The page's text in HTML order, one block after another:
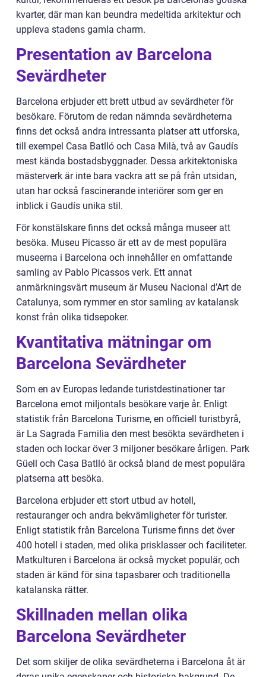
kvarter, där man kan beundra medeltida arkitektur och
uppleva stadens gamla charm.
Presentation av Barcelona
Sevärdheter
Barcelona erbjuder ett brett utbud av sevärdheter för
besökare. Förutom de redan nämnda sevärdheterna
finns det också andra intressanta platser att utforska,
till exempel Casa Batlló och Casa Milà, två av Gaudís
mest kända bostadsbyggnader. Dessa arkitektoniska
mästerverk är inte bara vackra att se på från utsidan,
utan har också fascinerande interiörer som ger en
inblick i Gaudís unika stil.
För konstälskare finns det också många museer att
besöka. Museu Picasso är ett av de mest populära
museerna i Barcelona och innehåller en omfattande
samling av Pablo Picassos verk. Ett annat
anmärkningsvärt museum är Museu Nacional d’Art de
Catalunya, som rymmer en stor samling av katalansk
konst från olika tidsepoker.
Kvantitativa mätningar om
Barcelona Sevärdheter
Som en av Europas ledande turistdestinationer tar
Barcelona emot miljontals besökare varje år. Enligt
statistik från Barcelona Turisme, en officiell turistbyrå,
är La Sagrada Familia den mest besökta sevärdheten i
staden och lockar över 3 miljoner besökare årligen. Park
Güell och Casa Batlló är också bland de mest populära
platserna att besöka.
Barcelona erbjuder ett stort utbud av hotell,
restauranger och andra bekvämligheter för turister.
Enligt statistik från Barcelona Turisme finns det över
400 hotell i staden, med olika prisklasser och faciliteter.
Matkulturen i Barcelona är också mycket populär, och
staden är känd för sina tapasbarer och traditionella
katalanska rätter.
Skillnaden mellan olika
Barcelona Sevärdheter
Det som skiljer de olika sevärdheterna i Barcelona åt är